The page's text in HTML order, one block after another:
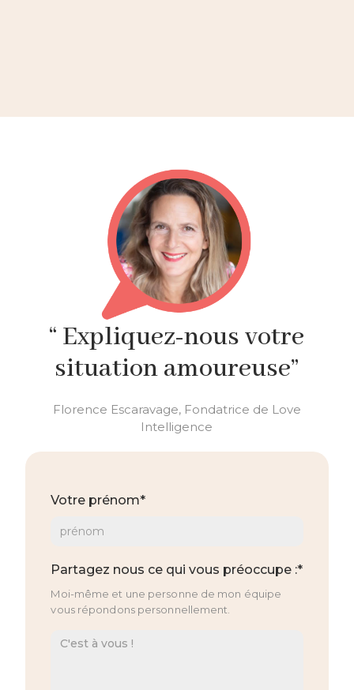
“ Expliquez-nous votre
situation amoureuse”
Florence Escaravage, Fondatrice de Love
Intelligence
Votre prénom*
Partagez nous ce qui vous préoccupe :*
Moi-même et une personne de mon équipe
vous répondons personnellement.